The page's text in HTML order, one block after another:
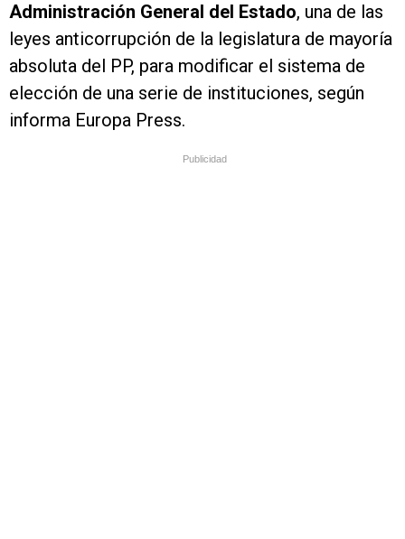
Administración General del Estado, una de las
leyes anticorrupción de la legislatura de mayoría
absoluta del PP, para modificar el sistema de
elección de una serie de instituciones, según
informa Europa Press.
Publicidad